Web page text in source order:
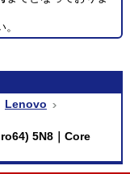
Lenovo
5N8｜Core